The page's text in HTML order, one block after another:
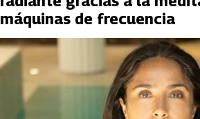
máquinas de frecuencia